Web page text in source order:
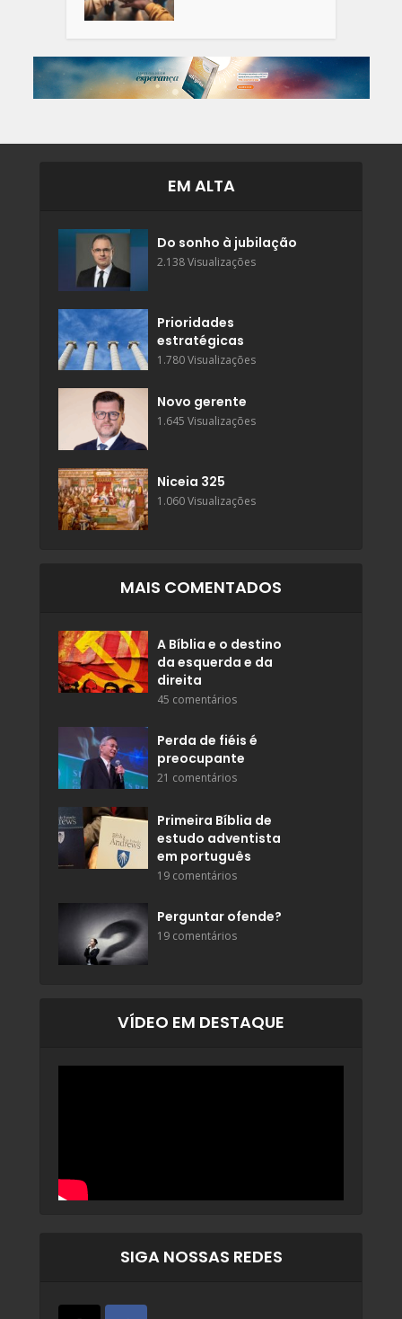
EM ALTA
Do sonho à jubilação
2.138 Visualizações
Prioridades
estratégicas
1.780 Visualizações
Novo gerente
1.645 Visualizações
Niceia 325
1.060 Visualizações
MAIS COMENTADOS
A Bíblia e o destino
da esquerda e da
direita
45 comentários
Perda de fiéis é
preocupante
21 comentários
Primeira Bíblia de
estudo adventista
em português
19 comentários
Perguntar ofende?
19 comentários
VÍDEO EM DESTAQUE
SIGA NOSSAS REDES